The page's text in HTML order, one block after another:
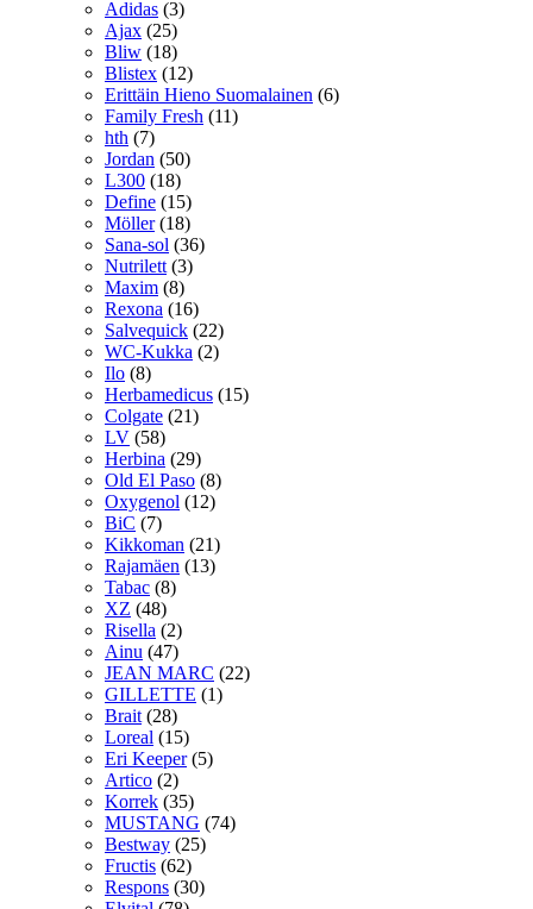
Adidas (3)
Ajax (25)
Bliw (18)
Blistex (12)
Erittäin Hieno Suomalainen (6)
Family Fresh (11)
hth (7)
Jordan (50)
L300 (18)
Define (15)
Möller (18)
Sana-sol (36)
Nutrilett (3)
Maxim (8)
Rexona (16)
Salvequick (22)
WC-Kukka (2)
Ilo (8)
Herbamedicus (15)
Colgate (21)
LV (58)
Herbina (29)
Old El Paso (8)
Oxygenol (12)
BiC (7)
Kikkoman (21)
Rajamäen (13)
Tabac (8)
XZ (48)
Risella (2)
Ainu (47)
JEAN MARC (22)
GILLETTE (1)
Brait (28)
Loreal (15)
Eri Keeper (5)
Artico (2)
Korrek (35)
MUSTANG (74)
Bestway (25)
Fructis (62)
Respons (30)